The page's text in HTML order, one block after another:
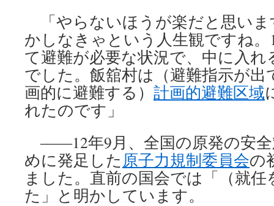
「やらないほうが楽だと思い
かしなきゃという人生観ですね。
て避難が必要な状況で、中に入
でした。飯舘村は（避難指示が
画的に避難する） 計画的避難区域
れたのです」
――12年9月、全国の原発の安全
めに発足した原子力規制委員会の
ました。直前の国会では「（就
た」と明かしています。